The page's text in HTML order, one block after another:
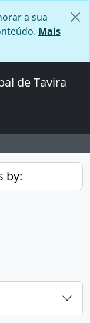
a sua
Mais
de Tavira
by: